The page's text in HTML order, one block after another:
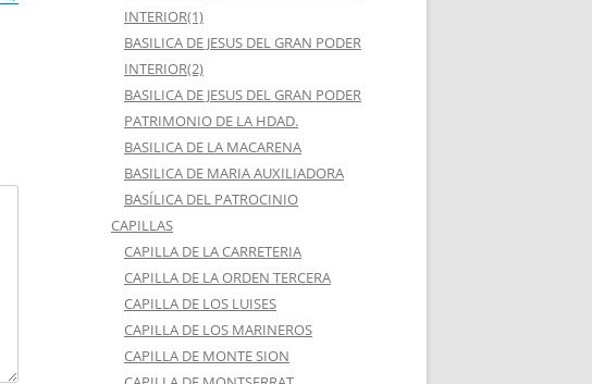
INTERIOR(1)
BASILICA DE JESUS DEL GRAN PODER
INTERIOR(2)
BASILICA DE JESUS DEL GRAN PODER
PATRIMONIO DE LA HDAD.
BASILICA DE LA MACARENA
BASILICA DE MARIA AUXILIADORA
BASÍLICA DEL PATROCINIO
CAPILLAS
CAPILLA DE LA CARRETERIA
CAPILLA DE LA ORDEN TERCERA
CAPILLA DE LOS LUISES
CAPILLA DE LOS MARINEROS
CAPILLA DE MONTE SION